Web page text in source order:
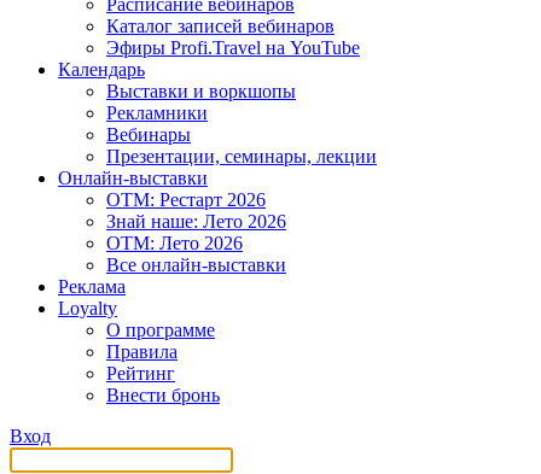
Расписание вебинаров
Каталог записей вебинаров
Эфиры Profi.Travel на YouTube
Календарь
Выставки и воркшопы
Рекламники
Вебинары
Презентации, семинары, лекции
Онлайн-выставки
OTM: Рестарт 2026
Знай наше: Лето 2026
OTM: Лето 2026
Все онлайн-выставки
Реклама
Loyalty
О программе
Правила
Рейтинг
Внести бронь
Вход